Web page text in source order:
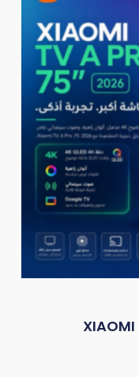
XIAOMI